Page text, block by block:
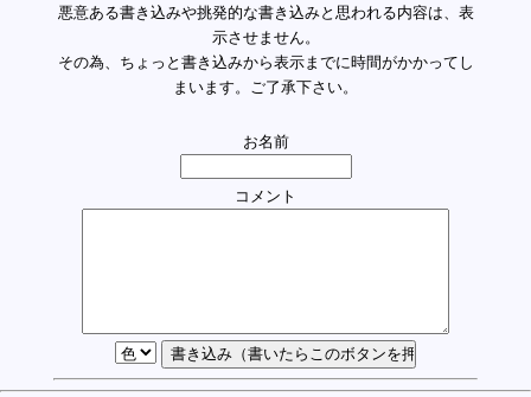
悪意ある書き込みや挑発的な書き込みと思われる内容は、表
示させません。
その為、ちょっと書き込みから表示までに時間がかかってし
まいます。ご了承下さい。
お名前
コメント